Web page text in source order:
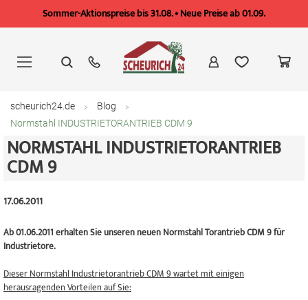
Sommer-Aktionspreise bis 31.08. • Neue Preise ab 01.09.
springen
scheurich24.de
Blog
Normstahl INDUSTRIETORANTRIEB CDM 9
NORMSTAHL INDUSTRIETORANTRIEB
CDM 9
17.06.2011
Ab 01.06.2011 erhalten Sie unseren neuen Normstahl Torantrieb CDM 9 für
Industrietore.
Dieser Normstahl Industrietorantrieb CDM 9 wartet mit einigen
herausragenden Vorteilen auf Sie: